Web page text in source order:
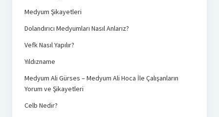
Medyum Şikayetleri
Dolandırıcı Medyumları Nasıl Anlarız?
Vefk Nasıl Yapılır?
Yıldızname
Medyum Ali Gürses – Medyum Ali Hoca İle Çalışanların
Yorum ve Şikayetleri
Celb Nedir?